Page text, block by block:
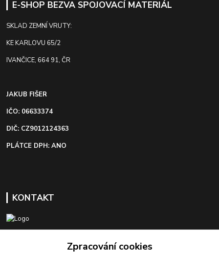
E-SHOP BEZVA SPOJOVACÍ MATERIÁL
SKLAD ZEMNÍ VRUTY:
KE KARLOVU 65/2
IVANČICE, 664 91, ČR
JAKUB FIŠER
IČO: 06633374
DIČ: CZ9012124363
PLÁTCE DPH: ANO
KONTAKT
+420 603 418 822Zpracování cookies